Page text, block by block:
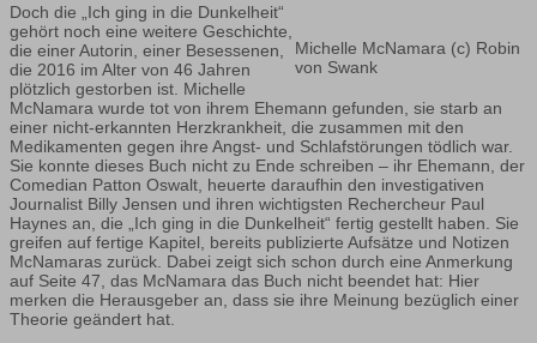
Michelle McNamara (c) Robin
von Swank
Doch die „Ich ging in die Dunkelheit“
gehört noch eine weitere Geschichte,
die einer Autorin, einer Besessenen,
die 2016 im Alter von 46 Jahren
plötzlich gestorben ist. Michelle
McNamara wurde tot von ihrem Ehemann gefunden, sie starb an
einer nicht-erkannten Herzkrankheit, die zusammen mit den
Medikamenten gegen ihre Angst- und Schlafstörungen tödlich war.
Sie konnte dieses Buch nicht zu Ende schreiben – ihr Ehemann, der
Comedian Patton Oswalt, heuerte daraufhin den investigativen
Journalist Billy Jensen und ihren wichtigsten Rechercheur Paul
Haynes an, die „Ich ging in die Dunkelheit“ fertig gestellt haben. Sie
greifen auf fertige Kapitel, bereits publizierte Aufsätze und Notizen
McNamaras zurück. Dabei zeigt sich schon durch eine Anmerkung
auf Seite 47, das McNamara das Buch nicht beendet hat: Hier
merken die Herausgeber an, dass sie ihre Meinung bezüglich einer
Theorie geändert hat.